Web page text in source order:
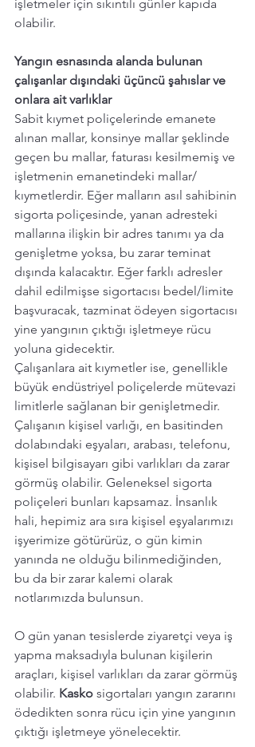
işletmeler için sıkıntılı günler kapıda
olabilir.
Yangın esnasında alanda bulunan
çalışanlar dışındaki üçüncü şahıslar ve
onlara ait varlıklar
Sabit kıymet poliçelerinde emanete
alınan mallar, konsinye mallar şeklinde
geçen bu mallar, faturası kesilmemiş ve
işletmenin emanetindeki mallar/
kıymetlerdir. Eğer malların asıl sahibinin
sigorta poliçesinde, yanan adresteki
mallarına ilişkin bir adres tanımı ya da
genişletme yoksa, bu zarar teminat
dışında kalacaktır. Eğer farklı adresler
dahil edilmişse sigortacısı bedel/limite
başvuracak, tazminat ödeyen sigortacısı
yine yangının çıktığı işletmeye rücu
yoluna gidecektir.
Çalışanlara ait kıymetler ise, genellikle
büyük endüstriyel poliçelerde mütevazi
limitlerle sağlanan bir genişletmedir.
Çalışanın kişisel varlığı, en basitinden
dolabındaki eşyaları, arabası, telefonu,
kişisel bilgisayarı gibi varlıkları da zarar
görmüş olabilir. Geleneksel sigorta
poliçeleri bunları kapsamaz. İnsanlık
hali, hepimiz ara sıra kişisel eşyalarımızı
işyerimize götürürüz, o gün kimin
yanında ne olduğu bilinmediğinden,
bu da bir zarar kalemi olarak
notlarımızda bulunsun.
O gün yanan tesislerde ziyaretçi veya iş
yapma maksadıyla bulunan kişilerin
araçları, kişisel varlıkları da zarar görmüş
olabilir. Kasko sigortaları yangın zararını
ödedikten sonra rücu için yine yangının
çıktığı işletmeye yönelecektir.